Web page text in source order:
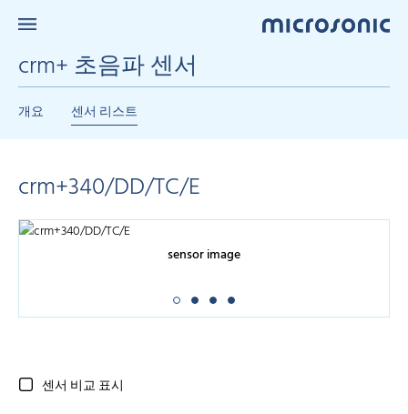
crm+ 초음파 센서
개요 센서 리스트
crm+340/DD/TC/E
sensor image
센서 비교 표시